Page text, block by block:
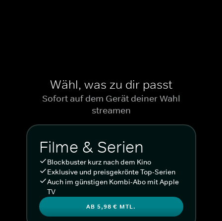
Wähl, was zu dir passt
Sofort auf dem Gerät deiner Wahl
streamen
Filme & Serien
Blockbuster kurz nach dem Kino
Exklusive und preisgekrönte Top-Serien
Auch im günstigen Kombi-Abo mit Apple
TV
AB 5,98 € MTL.